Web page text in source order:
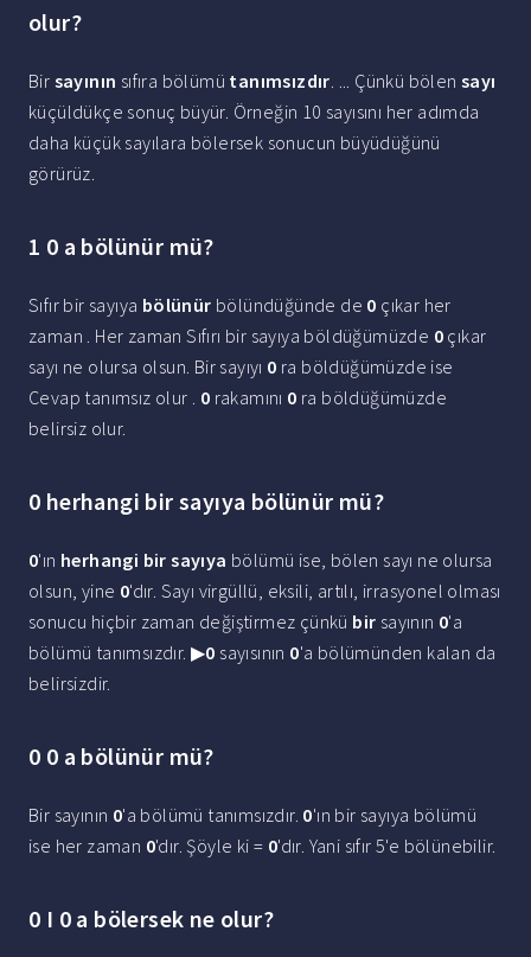
olur?
Bir sayının sıfıra bölümü tanımsızdır. ... Çünkü bölensayı
küçüldükçe sonuç büyür. Örneğin 10 sayısını her adımda
daha küçük sayılara bölersek sonucun büyüdüğünü
görürüz.
1 0 a bölünür mü?
Sıfır bir sayıya bölünür bölündüğünde de 0 çıkar her
zaman . Her zaman Sıfırı bir sayıya böldüğümüzde 0 çıkar
sayı ne olursa olsun. Bir sayıyı 0 ra böldüğümüzde ise
Cevap tanımsız olur . 0 rakamını 0 ra böldüğümüzde
belirsiz olur.
0 herhangi bir sayıya bölünür mü?
0'ın herhangi bir sayıya bölümü ise, bölen sayı ne olursa
olsun, yine 0'dır. Sayı virgüllü, eksili, artılı, irrasyonel olması
sonucu hiçbir zaman değiştirmez çünkü bir sayının 0'a
bölümü tanımsızdır. ▶0 sayısının 0'a bölümünden kalan da
belirsizdir.
0 0 a bölünür mü?
Bir sayının 0'a bölümü tanımsızdır. 0'ın bir sayıya bölümü
ise her zaman 0'dır. Şöyle ki = 0'dır. Yani sıfır 5'e bölünebilir.
0 I 0 a bölersek ne olur?